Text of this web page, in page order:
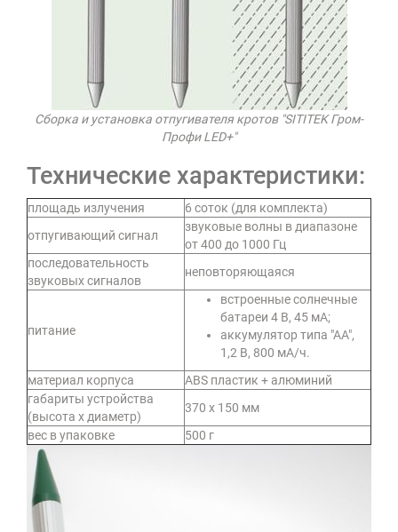
Сборка и установка отпугивателя кротов "SITITEK Гром-
Профи LED+"
Технические характеристики:
площадь излучения
6 соток (для комплекта)
отпугивающий сигнал
звуковые волны в диапазоне
от 400 до 1000 Гц
последовательность
звуковых сигналов
неповторяющаяся
питание
встроенные солнечные
батареи 4 В, 45 мА;
аккумулятор типа "АА",
1,2 В, 800 мА/ч.
материал корпуса
ABS пластик + алюминий
габариты устройства
(высота х диаметр)
370 х 150 мм
вес в упаковке
500 г